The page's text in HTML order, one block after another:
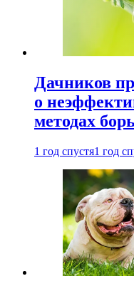
Дачников
о
методах
1 год спустя1 год